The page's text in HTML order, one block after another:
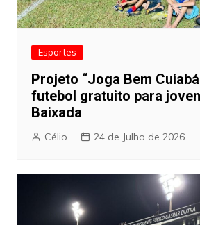
Esportes
Projeto “Joga Bem
futebol gratuito para
Baixada
Célio 24 de Julho de 2026